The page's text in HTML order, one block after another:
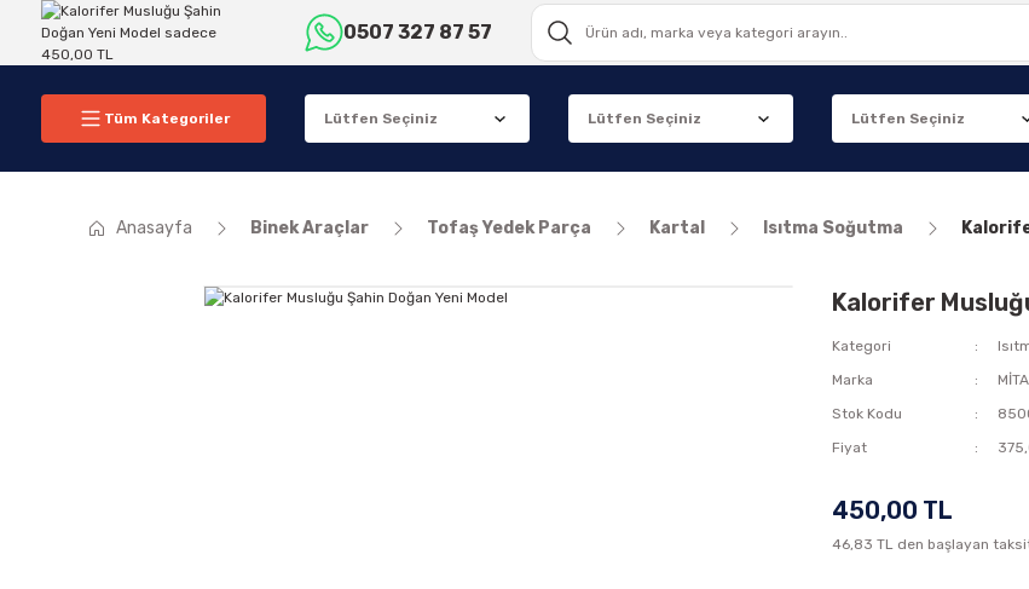
0507 327 87 57
Tüm Kategoriler
Anasayfa Binek Araçlar Tofaş Yedek Parça Kartal Isıtma Soğutma
Kalorifer
Kategori
Marka
MİTA
Stok Kodu
Fiyat
450,00 TL
46,83 TL den başlayan